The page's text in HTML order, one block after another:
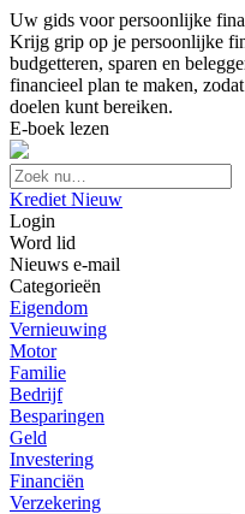
Uw gids voor persoonlijke
Krijg grip op je persoonlijke
budgetteren, sparen en
financieel plan te maken,
doelen kunt bereiken.
E-boek lezen
Krediet Nieuw
Login
Word lid
Nieuws e-mail
Categorieën
Eigendom
Vernieuwing
Motor
Familie
Bedrijf
Besparingen
Geld
Investering
Financiën
Verzekering